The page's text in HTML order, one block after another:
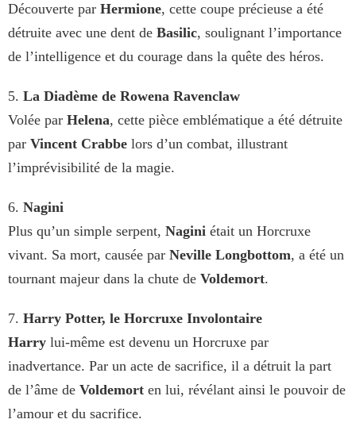
Découverte par Hermione, cette coupe précieuse a été
détruite avec une dent de Basilic, soulignant l’importance
de l’intelligence et du courage dans la quête des héros.
5. La Diadème de Rowena Ravenclaw
Volée par Helena, cette pièce emblématique a été détruite
par Vincent Crabbe lors d’un combat, illustrant
l’imprévisibilité de la magie.
6. Nagini
Plus qu’un simple serpent, Nagini était un Horcruxe
vivant. Sa mort, causée par Neville Longbottom, a été un
tournant majeur dans la chute de Voldemort.
7. Harry Potter, le Horcruxe Involontaire
Harry lui-même est devenu un Horcruxe par
inadvertance. Par un acte de sacrifice, il a détruit la part
de l’âme de Voldemort en lui, révélant ainsi le pouvoir de
l’amour et du sacrifice.